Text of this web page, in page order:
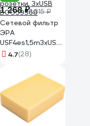
1 268 ₽1 315 ₽
Сетевой фильтр
ЭРА
USF4es1,5m3xUSBAB
с базовой
заземлением, с
выключателем, 4
розетки, 3xUSB
Б0059568
4.7(28)